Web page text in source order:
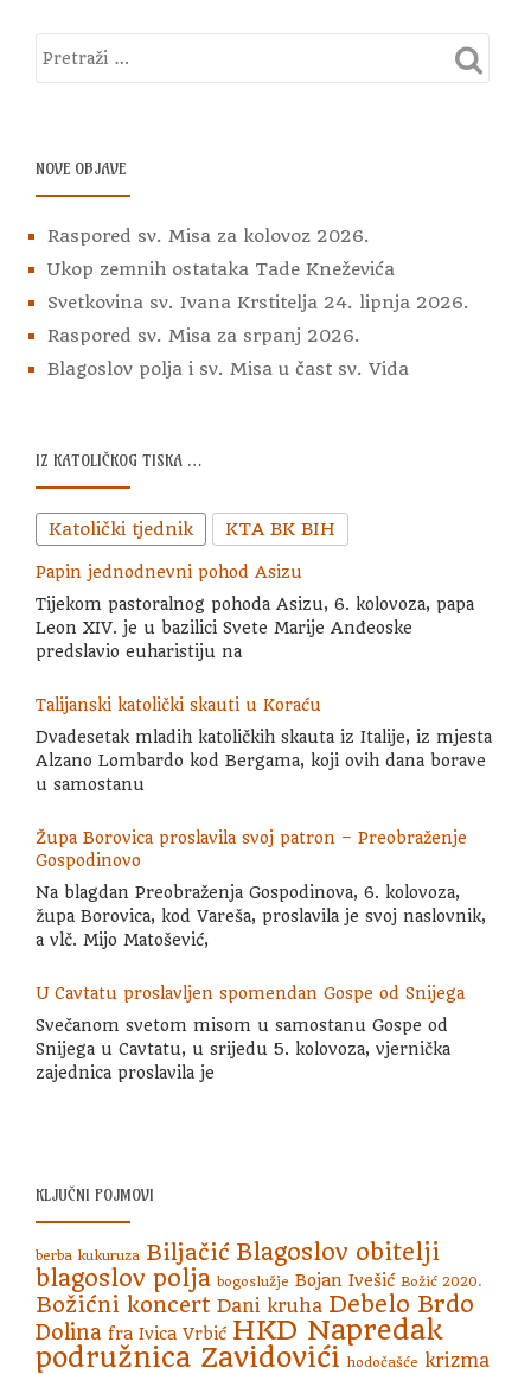
NOVE OBJAVE
Raspored sv. Misa za kolovoz 2026.
Ukop zemnih ostataka Tade Kneževića
Svetkovina sv. Ivana Krstitelja 24. lipnja 2026.
Raspored sv. Misa za srpanj 2026.
Blagoslov polja i sv. Misa u čast sv. Vida
IZ KATOLIČKOG TISKA …
Katolički tjednik KTA BK BIH
Papin jednodnevni pohod Asizu
Tijekom pastoralnog pohoda Asizu, 6. kolovoza, papa
Leon XIV. je u bazilici Svete Marije Anđeoske
predslavio euharistiju na
Talijanski katolički skauti u Koraću
Dvadesetak mladih katoličkih skauta iz Italije, iz mjesta
Alzano Lombardo kod Bergama, koji ovih dana borave
u samostanu
Župa Borovica proslavila svoj patron – Preobraženje
Gospodinovo
Na blagdan Preobraženja Gospodinova, 6. kolovoza,
župa Borovica, kod Vareša, proslavila je svoj naslovnik,
a vlč. Mijo Matošević,
U Cavtatu proslavljen spomendan Gospe od Snijega
Svečanom svetom misom u samostanu Gospe od
Snijega u Cavtatu, u srijedu 5. kolovoza, vjernička
zajednica proslavila je
KLJUČNI POJMOVI
berba kukuruza Biljačić Blagoslov obitelji
blagoslov polja bogoslužje Bojan Ivešić Božić 2020.
Božićni koncert Dani kruha Debelo Brdo
Dolina fra Ivica Vrbić HKD Napredak
podružnica Zavidovići hodočašće krizma